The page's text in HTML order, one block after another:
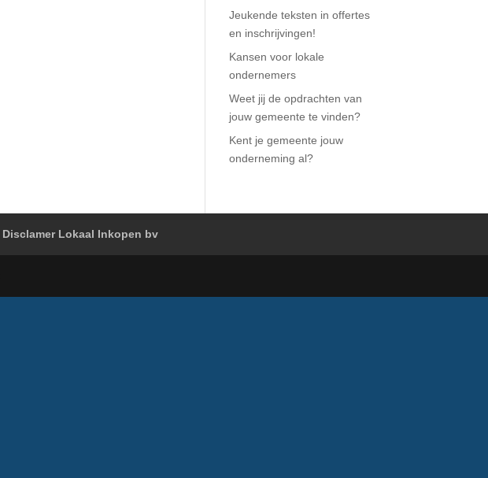
Jeukende teksten in offertes
en inschrijvingen!
Kansen voor lokale
ondernemers
Weet jij de opdrachten van
jouw gemeente te vinden?
Kent je gemeente jouw
onderneming al?
Disclamer Lokaal Inkopen bv